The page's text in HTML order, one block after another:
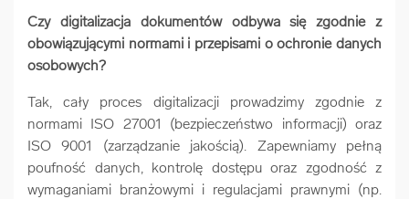
Czy digitalizacja dokumentów odbywa się zgodnie z
obowiązującymi normami i przepisami o ochronie danych
osobowych?
Tak, cały proces digitalizacji prowadzimy zgodnie z
normami ISO 27001 (bezpieczeństwo informacji) oraz
ISO 9001 (zarządzanie jakością). Zapewniamy pełną
poufność danych, kontrolę dostępu oraz zgodność z
wymaganiami branżowymi i regulacjami prawnymi (np.